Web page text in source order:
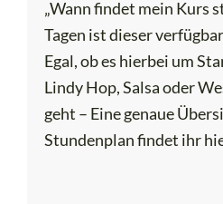
„Wann findet mein Kurs
Tagen ist dieser
Egal, ob es hierbei um
Lindy Hop, Salsa oder
geht – Eine genaue
Stundenplan findet ihr